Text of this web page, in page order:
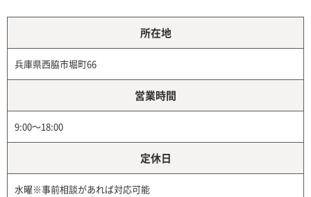
所在地
兵庫県西脇市堀町66
営業時間
9:00～18:00
定休日
水曜※事前相談があれば対応可能